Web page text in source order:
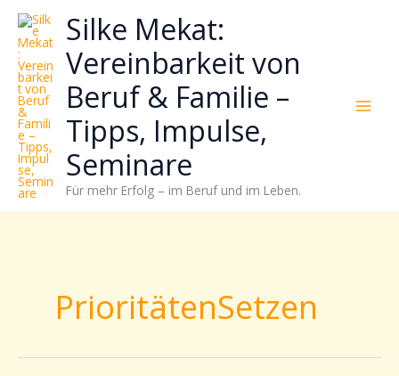
Zum
Inhalt
springen
Silke Mekat:
Vereinbarkeit von
Beruf & Familie –
Tipps, Impulse,
Seminare
Für mehr Erfolg – im Beruf und im Leben.
PrioritätenSetzen
wie
sich
Stress
reduzieren
Energie
gezielter
einsetzen
lässt?
Einfach